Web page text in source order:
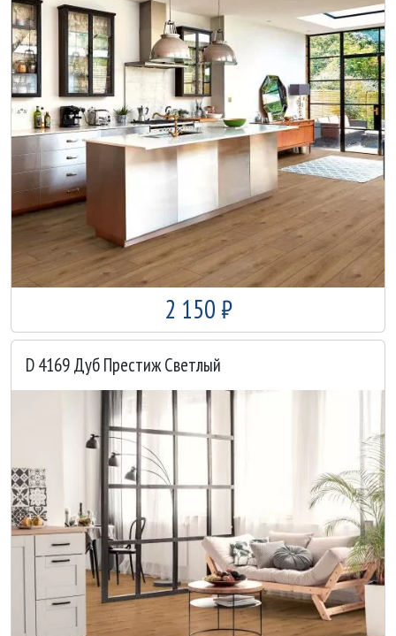
2 150 ₽
D 4169 Дуб Престиж Светлый